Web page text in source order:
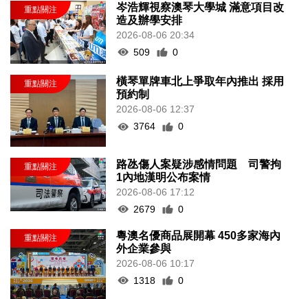
岑浩輝視察澳琴大學城 滿意項目改
造及辦學安排
2026-08-06 20:34
509
0
橫琴單牌車北上爭取年內推出 採用
預約制
2026-08-06 12:37
3764
0
路氹傷人案疑涉感情問題 司警拘
1內地漢明公布案情
2026-08-06 17:12
2679
0
粵澳名優商品展開幕 450多家海內
外企業參與
2026-08-06 10:17
1318
0